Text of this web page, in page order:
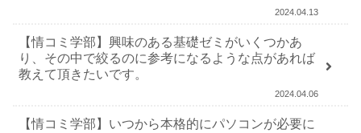
2024.04.13
【情コミ学部】興味のある基礎ゼミがいくつかあ
り、その中で絞るのに参考になるような点があれば
教えて頂きたいです。
2024.04.06
【情コミ学部】いつから本格的にパソコンが必要に